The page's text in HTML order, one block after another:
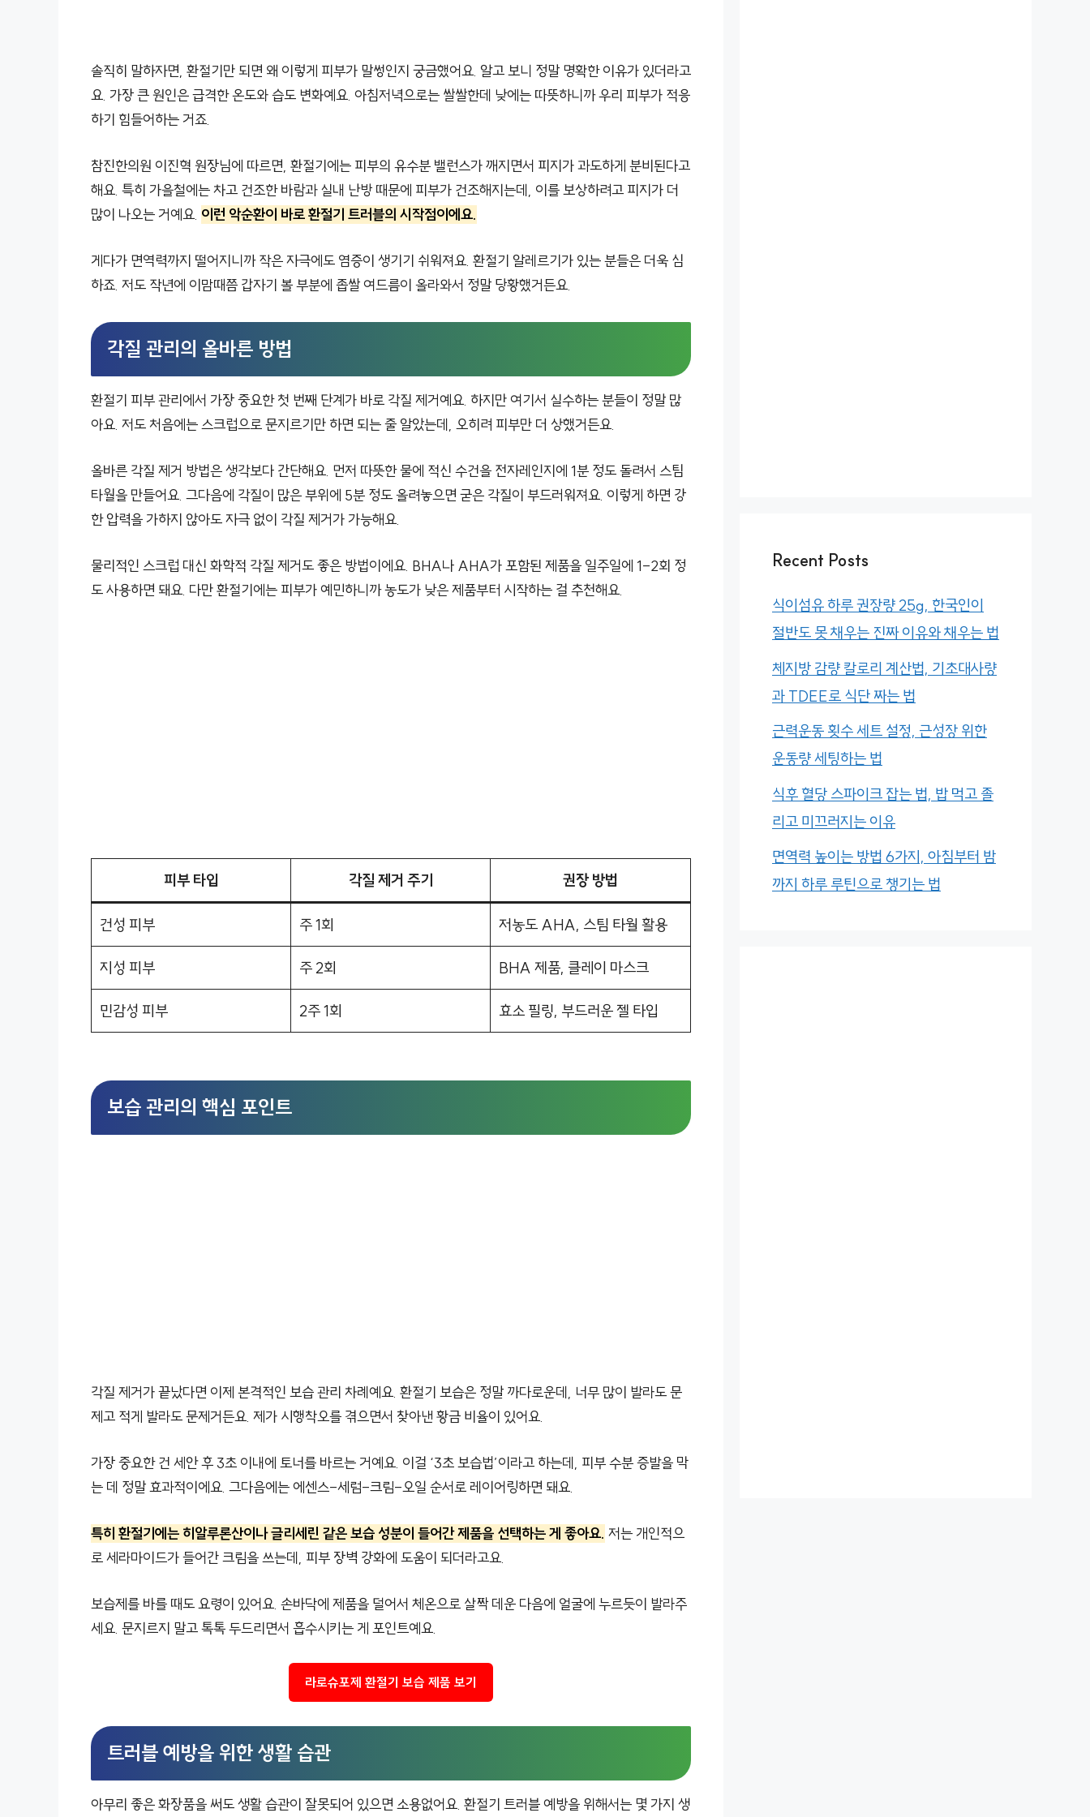
솔직히 말하자면, 환절기만 되면 왜 이렇게 피부가 말썽인지 궁금했어요. 알고 보니 정말 명확한 이유가 있더라고
요. 가장 큰 원인은 급격한 온도와 습도 변화예요. 아침저녁으로는 쌀쌀한데 낮에는 따뜻하니까 우리 피부가 적응
하기 힘들어하는 거죠.
참진한의원 이진혁 원장님에 따르면, 환절기에는 피부의 유수분 밸런스가 깨지면서 피지가 과도하게 분비된다고
해요. 특히 가을철에는 차고 건조한 바람과 실내 난방 때문에 피부가 건조해지는데, 이를 보상하려고 피지가 더
많이 나오는 거예요. 이런 악순환이 바로 환절기 트러블의 시작점이에요.
게다가 면역력까지 떨어지니까 작은 자극에도 염증이 생기기 쉬워져요. 환절기 알레르기가 있는 분들은 더욱 심
하죠. 저도 작년에 이맘때쯤 갑자기 볼 부분에 좁쌀 여드름이 올라와서 정말 당황했거든요.
각질 관리의 올바른 방법
환절기 피부 관리에서 가장 중요한 첫 번째 단계가 바로 각질 제거예요. 하지만 여기서 실수하는 분들이 정말 많
아요. 저도 처음에는 스크럽으로 문지르기만 하면 되는 줄 알았는데, 오히려 피부만 더 상했거든요.
올바른 각질 제거 방법은 생각보다 간단해요. 먼저 따뜻한 물에 적신 수건을 전자레인지에 1분 정도 돌려서 스팀
타월을 만들어요. 그다음에 각질이 많은 부위에 5분 정도 올려놓으면 굳은 각질이 부드러워져요. 이렇게 하면 강
한 압력을 가하지 않아도 자극 없이 각질 제거가 가능해요.
물리적인 스크럽 대신 화학적 각질 제거도 좋은 방법이에요. BHA나 AHA가 포함된 제품을 일주일에 1-2회 정
도 사용하면 돼요. 다만 환절기에는 피부가 예민하니까 농도가 낮은 제품부터 시작하는 걸 추천해요.
피부 타입 각질 제거 주기 권장 방법
건성 피부 주 1회 저농도 AHA, 스팀 타월 활용
지성 피부 주 2회 BHA 제품, 클레이 마스크
민감성 피부 2주 1회 효소 필링, 부드러운 젤 타입
보습 관리의 핵심 포인트
각질 제거가 끝났다면 이제 본격적인 보습 관리 차례예요. 환절기 보습은 정말 까다로운데, 너무 많이 발라도 문
제고 적게 발라도 문제거든요. 제가 시행착오를 겪으면서 찾아낸 황금 비율이 있어요.
가장 중요한 건 세안 후 3초 이내에 토너를 바르는 거예요. 이걸 ‘3초 보습법’이라고 하는데, 피부 수분 증발을 막
는 데 정말 효과적이에요. 그다음에는 에센스-세럼-크림-오일 순서로 레이어링하면 돼요.
특히 환절기에는 히알루론산이나 글리세린 같은 보습 성분이 들어간 제품을 선택하는 게 좋아요. 저는 개인적으
로 세라마이드가 들어간 크림을 쓰는데, 피부 장벽 강화에 도움이 되더라고요.
보습제를 바를 때도 요령이 있어요. 손바닥에 제품을 덜어서 체온으로 살짝 데운 다음에 얼굴에 누르듯이 발라주
세요. 문지르지 말고 톡톡 두드리면서 흡수시키는 게 포인트예요.
라로슈포제 환절기 보습 제품 보기
트러블 예방을 위한 생활 습관
아무리 좋은 화장품을 써도 생활 습관이 잘못되어 있으면 소용없어요. 환절기 트러블 예방을 위해서는 몇 가지 생
Recent Posts
식이섬유 하루 권장량 25g, 한국인이
절반도 못 채우는 진짜 이유와 채우는 법
체지방 감량 칼로리 계산법, 기초대사량
과 TDEE로 식단 짜는 법
근력운동 횟수 세트 설정, 근성장 위한
운동량 세팅하는 법
식후 혈당 스파이크 잡는 법, 밥 먹고 졸
리고 미끄러지는 이유
면역력 높이는 방법 6가지, 아침부터 밤
까지 하루 루틴으로 챙기는 법